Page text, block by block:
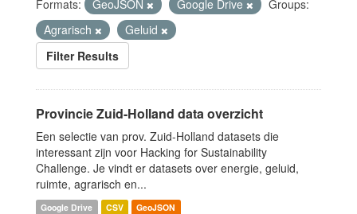
Formats: GeoJSON Google Drive
Groups:
Agrarisch
Geluid
Filter Results
Provincie Zuid-Holland data overzicht
Een selectie van prov. Zuid-Holland datasets die
interessant zijn voor Hacking for Sustainability
Challenge. Je vindt er datasets over energie, geluid,
ruimte, agrarisch en...
Google Drive CSV GeoJSON